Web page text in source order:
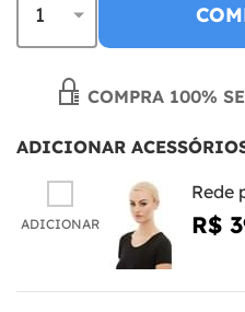
COMPRA 100%
ADICIONAR
ADICIONAR
Rede
R$